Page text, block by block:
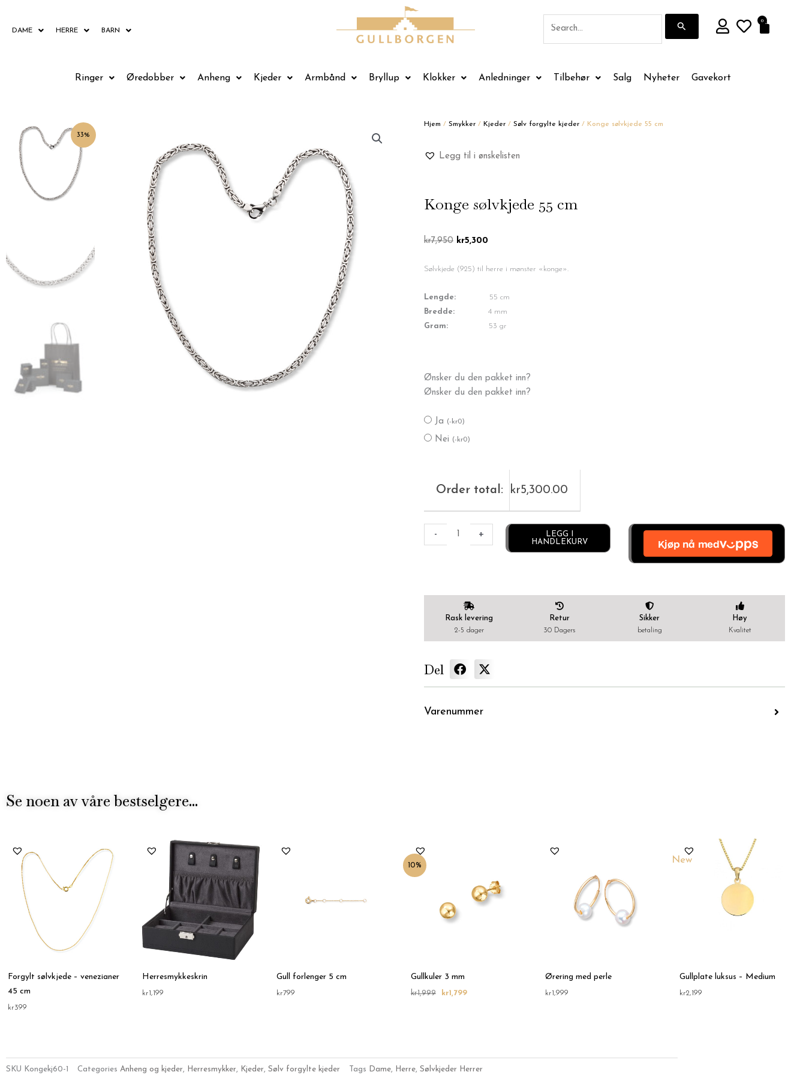
DAME HERRE BARN
0
Ringer Øredobber Anheng Kjeder Armbånd Bryllup Klokker Anledninger Tilbehør Salg Nyheter Gavekort
33%
Hjem / Smykker / Kjeder / Sølv forgylte kjeder / Konge sølvkjede 55 cm
Legg til i ønskelisten
Konge sølvkjede 55 cm
kr7,950 Opprinnelig
var:
kr5,300
er:
Sølvkjede (925) til herre i mønster «konge».
Lengde: 55 cm
Bredde: 4 mm
Gram:
53 gr
Ønsker du den pakket inn?
Ønsker du den pakket inn?
Ja (- kr0)
Nei (- kr0)
Order total: kr5,300.00
-
sølvkjede
55
antall
+
LEGG I
HANDLEKURV
Alternative:
Rask levering
2-5 dager
Retur
30 Dagers
Sikker
betaling
Høy
Kvalitet
Del
Varenummer
Se noen av våre bestselgere...
Forgylt sølvkjede – venezianer
45 cm
kr399
Herresmykkeskrin
kr1,199
Gull forlenger 5 cm
kr799
10%
Gullkuler 3 mm
kr1,999 kr1,799
Ørering med perle
kr1,999
New
Gullplate luksus – Medium
kr2,199
SKU Kongekj60-1 Categories Anheng og kjeder, Herresmykker, Kjeder, Sølv forgylte kjeder Tags Dame, Herre, Sølvkjeder Herrer